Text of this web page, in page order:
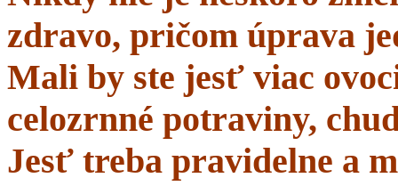
zdravo, pričom úprava
Mali by ste jesť viac
celozrnné potraviny,
Jesť treba pravidelne a